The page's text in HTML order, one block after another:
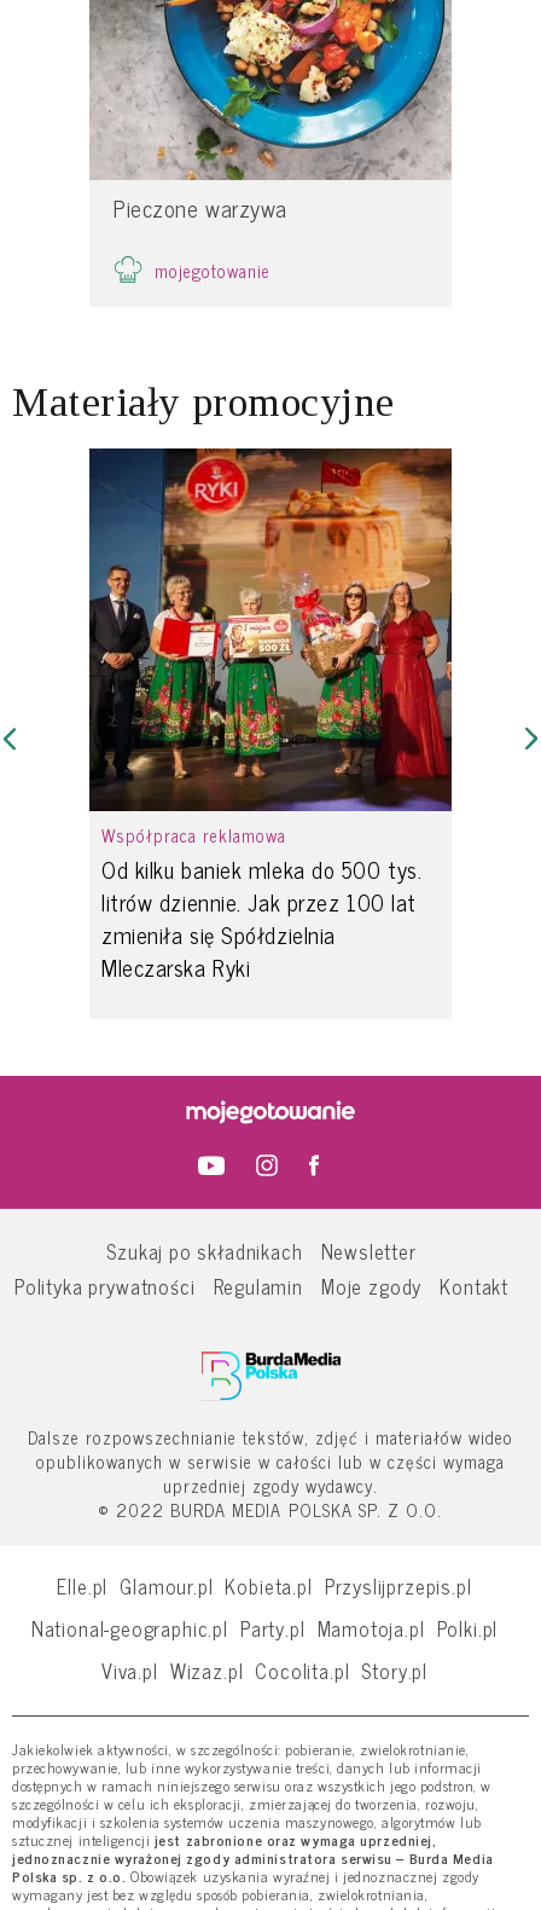
Pieczone warzywa
mojegotowanie
Materiały promocyjne
Współpraca reklamowa
Od kilku baniek mleka do 500 tys.
litrów dziennie. Jak przez 100 lat
zmieniła się Spółdzielnia
Mleczarska Ryki
Szukaj po składnikach
Newsletter
Polityka prywatności
Regulamin Moje zgody Kontakt
Dalsze rozpowszechnianie tekstów, zdjęć i materiałów wideo
opublikowanych w serwisie w całości lub w części wymaga
uprzedniej zgody wydawcy.
© 2022 BURDA MEDIA POLSKA SP. Z O.O.
Elle.pl Glamour.pl Kobieta.pl Przyslijprzepis.pl
National-geographic.pl Party.pl Mamotoja.pl Polki.pl
Viva.pl Wizaz.pl Cocolita.pl Story.pl
Jakiekolwiek aktywności, w szczególności: pobieranie, zwielokrotnianie,
przechowywanie, lub inne wykorzystywanie treści, danych lub informacji
dostępnych w ramach niniejszego serwisu oraz wszystkich jego podstron, w
szczególności w celu ich eksploracji, zmierzającej do tworzenia, rozwoju,
modyfikacji i szkolenia systemów uczenia maszynowego, algorytmów lub
sztucznej inteligencji jest zabronione oraz wymaga uprzedniej,
jednoznacznie wyrażonej zgody administratora serwisu – Burda Media
Polska sp. z o.o. Obowiązek uzyskania wyraźnej i jednoznacznej zgody
wymagany jest bez względu sposób pobierania, zwielokrotniania,